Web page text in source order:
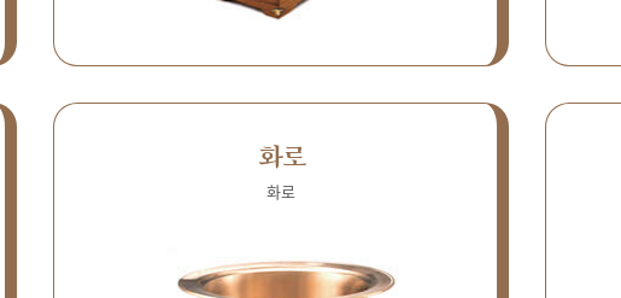
화로
화로